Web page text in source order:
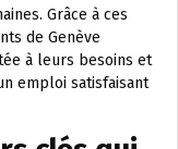
Grâce à ces
de Genève
à leurs besoins et
emploi satisfaisant